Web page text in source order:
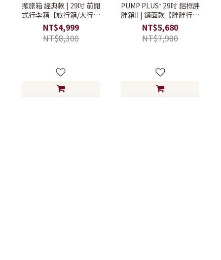
掀旅箱 經典款 | 29吋 前開
式行李箱【旅行箱/大行李
箱/硬殼行李箱】
NT$4,999
NT$8,300
PUMP PLUS⁺ 29吋 鋁框胖
胖箱II | 鏡面款【胖胖行李
箱/大容量行李箱/搬家行李
箱】
NT$5,680
NT$7,980